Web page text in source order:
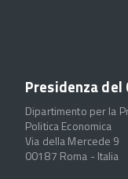
Presidenza
Dipartimento per la
Politica Economica
Via della Mercede 9
00187 Roma - Italia